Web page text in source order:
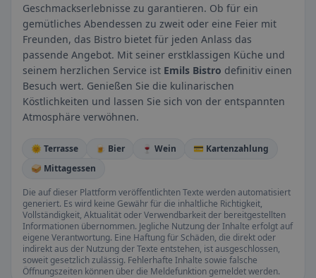
Geschmackserlebnisse zu garantieren. Ob für ein
gemütliches Abendessen zu zweit oder eine Feier mit
Freunden, das Bistro bietet für jeden Anlass das
passende Angebot. Mit seiner erstklassigen Küche und
seinem herzlichen Service ist Emils Bistro definitiv einen
Besuch wert. Genießen Sie die kulinarischen
Köstlichkeiten und lassen Sie sich von der entspannten
Atmosphäre verwöhnen.
🌞 Terrasse 🍺 Bier 🍷 Wein
💳 Kartenzahlung
🥪 Mittagessen
Die auf dieser Plattform veröffentlichten Texte werden automatisiert
generiert. Es wird keine Gewähr für die inhaltliche Richtigkeit,
Vollständigkeit, Aktualität oder Verwendbarkeit der bereitgestellten
Informationen übernommen. Jegliche Nutzung der Inhalte erfolgt auf
eigene Verantwortung. Eine Haftung für Schäden, die direkt oder
indirekt aus der Nutzung der Texte entstehen, ist ausgeschlossen,
soweit gesetzlich zulässig. Fehlerhafte Inhalte sowie falsche
Öffnungszeiten können über die Meldefunktion gemeldet werden.